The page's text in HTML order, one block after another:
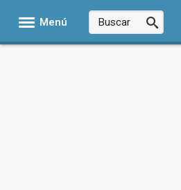
Menú